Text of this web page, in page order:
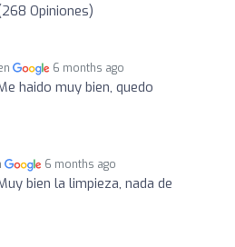
Opiniones)
6 months ago
haido muy bien, quedo
6 months ago
bien la limpieza, nada de